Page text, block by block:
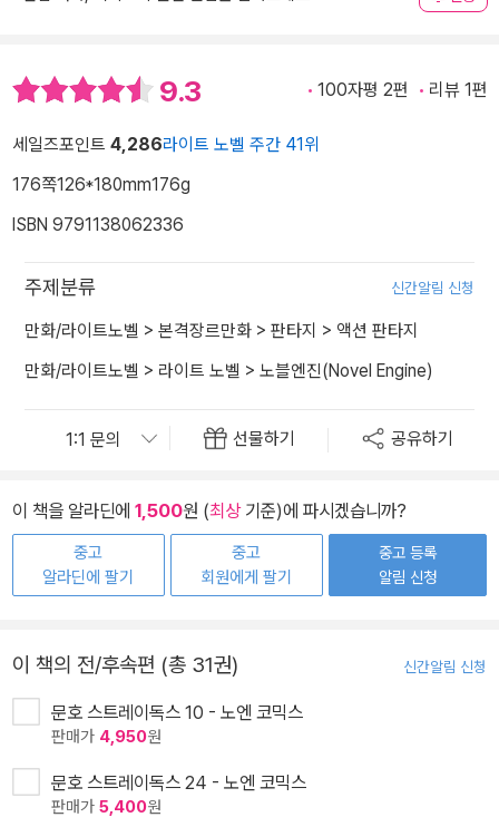
9.3 100자평 2편 리뷰 1편
세일즈포인트 4,286라이트 노벨 주간 41위
176쪽126*180mm176g
ISBN 9791138062336
주제분류 신간알림 신청
만화/라이트노벨 > 본격장르만화 > 판타지 > 액션 판타지
만화/라이트노벨 > 라이트 노벨 > 노블엔진(Novel Engine)
선물하기 공유하기
이 책을 알라딘에 1,500원 (최상기준)에 파시겠습니까?
중고
알라딘에 팔기
중고
회원에게 팔기
중고 등록
알림 신청
이 책의 전/후속편 (총 31권) 신간알림 신청
문호 스트레이독스 10 - 노엔 코믹스
판매가 4,950원
문호 스트레이독스 24 - 노엔 코믹스
판매가 5,400원